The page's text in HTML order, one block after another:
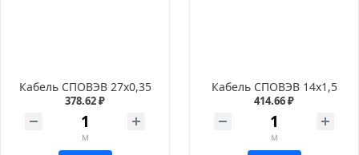
Кабель СПОВЭВ 27х0,35
378.62 ₽
м
Кабель СПОВЭВ 14х1,5
414.66 ₽
м